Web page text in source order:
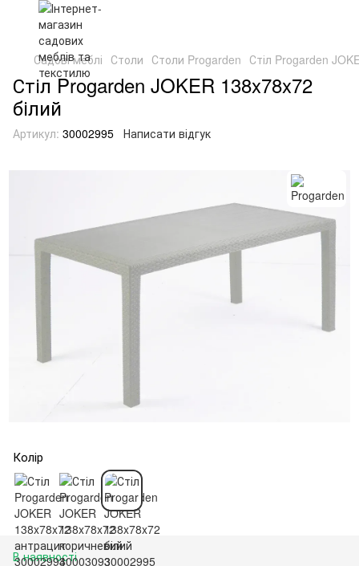
Садові меблі Столи Столи Progarden Стіл Progarden
Стіл Progarden JOKER 138x78x72
білий
Артикул: 30002995 Написати відгук
Колір
В наявності